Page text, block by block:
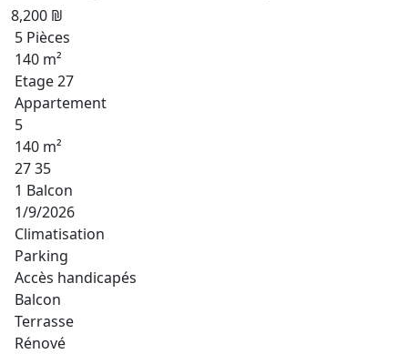
8,200 ₪
5 Pièces
140 m²
Etage 27
Appartement
5
140 m²
27 35
1 Balcon
1/9/2026
Climatisation
Parking
Accès handicapés
Balcon
Terrasse
Rénové